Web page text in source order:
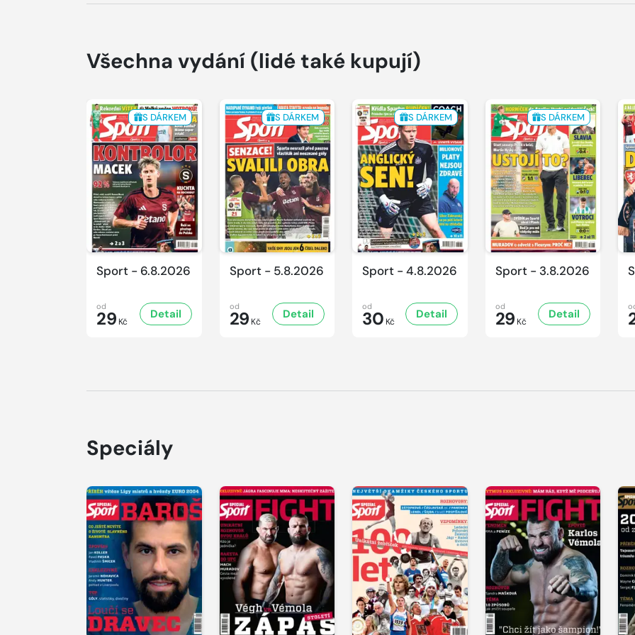
Všechna vydání (lidé také kupují)
S DÁRKEM
Sport - 6.8.2026
od
29 Kč
Detail
S DÁRKEM
Sport - 5.8.2026
od
29 Kč
Detail
S DÁRKEM
Sport - 4.8.2026
od
30 Kč
Detail
S DÁRKEM
Sport - 3.8.2026
od
29 Kč
Detail
Speciály